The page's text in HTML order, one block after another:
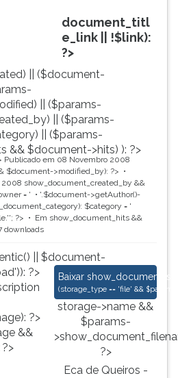
document_titl
e_link || !$link):
?>
|| ($document-
|| ($params-
|| ($params-
|| ($params-
&& $document->hits) ): ?>
Publicado em 08 Novembro 2008
$document->modified_by): ?>
2008 show_document_created_by &&
= '
'.$document->getAuthor()-
$category = '
'; ?> Em show_document_hits &&
downloads
|| $document-
?>
Baixar Eca de Queiros -
(storage_type == 'file' &&
storage->name &&
$params-
?>
Eca de Queiros -
?>
&&